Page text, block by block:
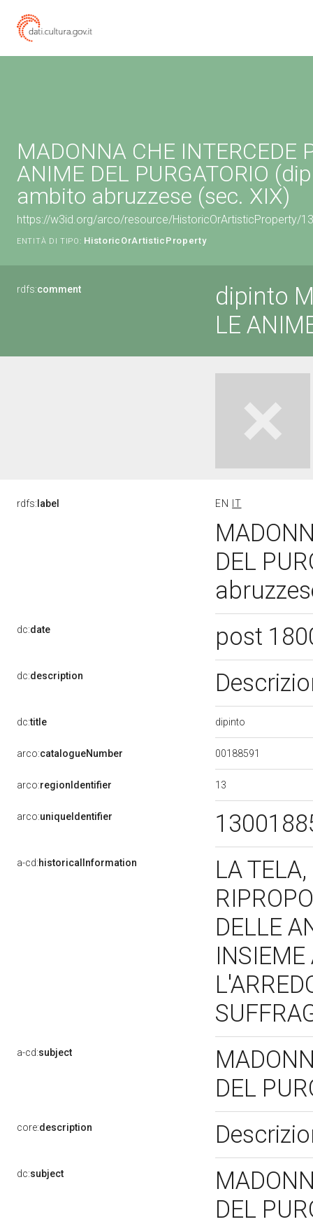
MADONNA CHE INTERCEDE
ANIME DEL PURGATORIO
ambito abruzzese (sec. XIX)
https://w3id.org/arco/resource/HistoricOrArtisticProperty/
ENTITÀ DI TIPO: HistoricOrArtisticProperty
rdfs:comment
dipinto
LE
rdfs: label EN IT
DEL
dc:date post
dc:description
dc:title dipinto
arco:catalogueNumber 00188591
arco:regionIdentifier 13
arco:uniqueIdentifier
a-cd:historicalInformation
LA
DELLE
INSIEME
a-cd:subject
DEL
core:description
dc:subject
DEL